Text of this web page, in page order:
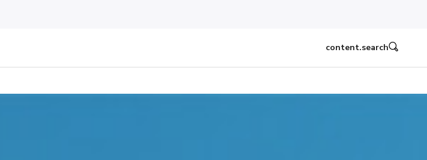
content.search